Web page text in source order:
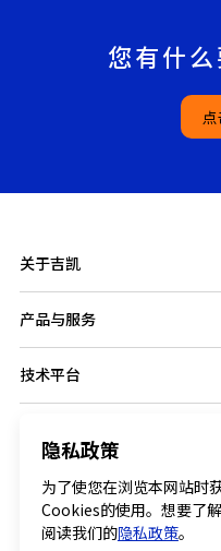
您有什么
隐私政策
为了使您在浏览本网站时
Cookies的使用。想要了
阅读我们的隐私政策。
关于吉凯
产品与服务
技术平台
Follow us on